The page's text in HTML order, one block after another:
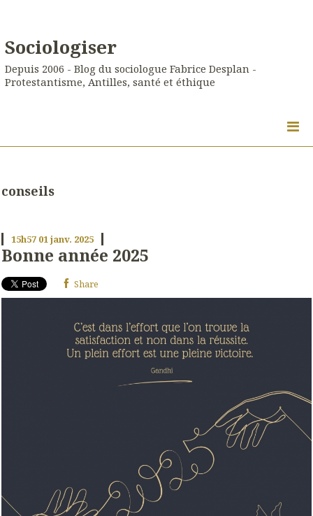
Sociologiser
Depuis 2006 - Blog du sociologue Fabrice Desplan -
Protestantisme, Antilles, santé et éthique
conseils
15h57 01janv. 2025
Bonne année 2025
Share